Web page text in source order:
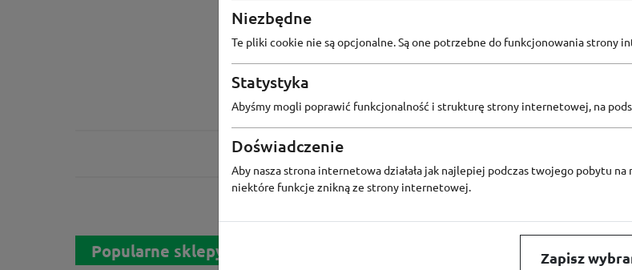
Zobacz inne
Popularne sklepy
Niezbędne
Te pliki cookie nie są opcjonalne. Są one potrzebne do funkcjonowania strony
Statystyka
Abyśmy mogli poprawić funkcjonalność i strukturę strony internetowej, na
Doświadczenie
Aby nasza strona internetowa działała jak najlepiej podczas twojego pobytu
niektóre funkcje znikną ze strony internetowej.
Zapisz